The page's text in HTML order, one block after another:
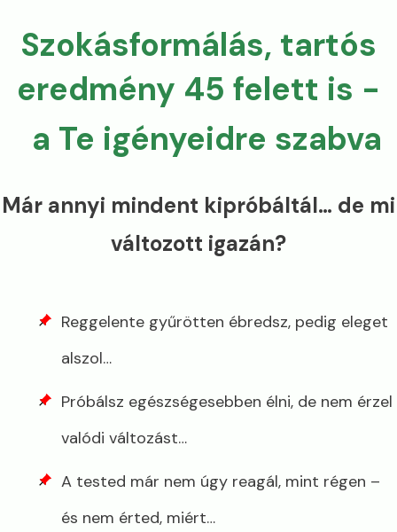
Szokásformálás, tartós
eredmény 45 felett is -
a Te igényeidre szabva
Már annyi mindent kipróbáltál… de mi
változott igazán?
Reggelente gyűrötten ébredsz, pedig eleget
alszol…
Próbálsz egészségesebben élni, de nem érzel
valódi változást…
A tested már nem úgy reagál, mint régen –
és nem érted, miért…